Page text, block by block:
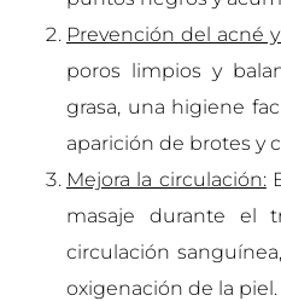
Prevención del acné
poros limpios y
grasa, una higiene
aparición de brotes y
Mejora la circulación:
masaje durante el
circulación
oxigenación de la piel.